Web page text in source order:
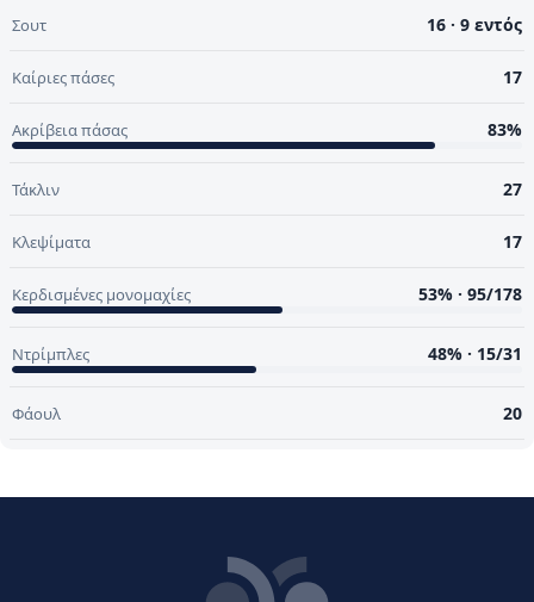
Σουτ 16 · 9 εντός
Καίριες πάσες 17
Ακρίβεια πάσας 83%
Τάκλιν 27
Κλεψίματα 17
Κερδισμένες μονομαχίες 53% · 95/178
Ντρίμπλες 48% · 15/31
Φάουλ 20